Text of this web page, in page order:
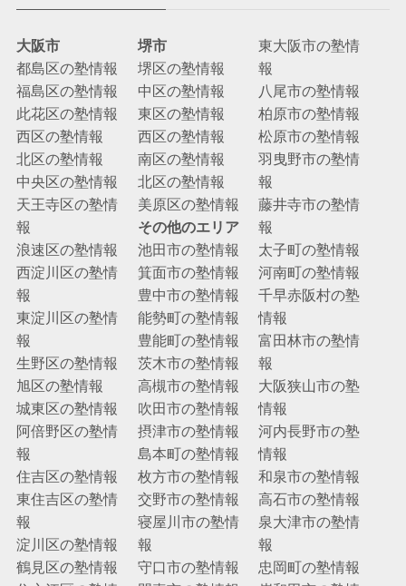
大阪市
都島区の塾情報
福島区の塾情報
此花区の塾情報
西区の塾情報
北区の塾情報
中央区の塾情報
天王寺区の塾情
報
浪速区の塾情報
西淀川区の塾情
報
東淀川区の塾情
報
生野区の塾情報
旭区の塾情報
城東区の塾情報
阿倍野区の塾情
報
住吉区の塾情報
東住吉区の塾情
報
淀川区の塾情報
鶴見区の塾情報
堺市
堺区の塾情報
中区の塾情報
東区の塾情報
西区の塾情報
南区の塾情報
北区の塾情報
美原区の塾情報
その他のエリア
池田市の塾情報
箕面市の塾情報
豊中市の塾情報
能勢町の塾情報
豊能町の塾情報
茨木市の塾情報
高槻市の塾情報
吹田市の塾情報
摂津市の塾情報
島本町の塾情報
枚方市の塾情報
交野市の塾情報
寝屋川市の塾情
報
守口市の塾情報
東大阪市の塾情
報
八尾市の塾情報
柏原市の塾情報
松原市の塾情報
羽曳野市の塾情
報
藤井寺市の塾情
報
太子町の塾情報
河南町の塾情報
千早赤阪村の塾
情報
富田林市の塾情
報
大阪狭山市の塾
情報
河内長野市の塾
情報
和泉市の塾情報
高石市の塾情報
泉大津市の塾情
報
忠岡町の塾情報